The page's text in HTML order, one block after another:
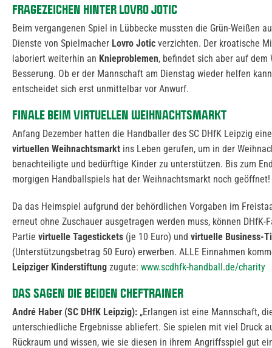
FRAGEZEICHEN HINTER LOVRO JOTIC
Beim vergangenen Spiel in Lübbecke mussten die Grün-Weißen
Dienste von Spielmacher Lovro Jotic verzichten. Der kroatische
laboriert weiterhin an Knieproblemen, befindet sich aber auf dem
Besserung. Ob er der Mannschaft am Dienstag wieder helfen
entscheidet sich erst unmittelbar vor Anwurf.
FINALE BEIM VIRTUELLEN WEIHNACHTSMARKT
Anfang Dezember hatten die Handballer des SC DHfK Leipzig
virtuellen Weihnachtsmarkt ins Leben gerufen, um in der
benachteiligte und bedürftige Kinder zu unterstützen. Bis zum
morgigen Handballspiels hat der Weihnachtsmarkt noch geöffnet!
Da das Heimspiel aufgrund der behördlichen Vorgaben im
erneut ohne Zuschauer ausgetragen werden muss, können DHfK-
Partie virtuelle Tagestickets (je 10 Euro) und virtuelle Business-
(Unterstützungsbetrag 50 Euro) erwerben. ALLE Einnahmen
Leipziger Kinderstiftung zugute: www.scdhfk-handball.de/charity
DAS SAGEN DIE BEIDEN CHEFTRAINER
André Haber (SC DHfK Leipzig): „Erlangen ist eine Mannschaft,
unterschiedliche Ergebnisse abliefert. Sie spielen mit viel Druck
Rückraum und wissen, wie sie diesen in ihrem Angriffsspiel gut